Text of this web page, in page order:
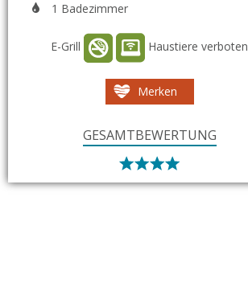
1 Badezimmer
E-Grill Haustiere verboten
Merken
GESAMTBEWERTUNG